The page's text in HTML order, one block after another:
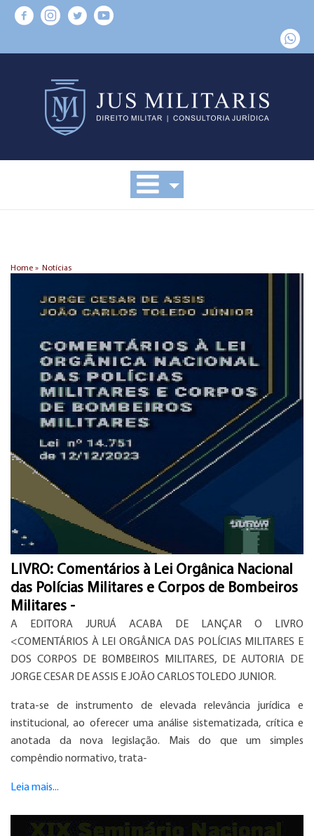
Home » Notícias
LIVRO: Comentários à Lei Orgânica Nacional
das Polícias Militares e Corpos de Bombeiros
Militares -
A EDITORA JURUÁ ACABA DE LANÇAR O LIVRO
<COMENTÁRIOS À LEI ORGÂNICA DAS POLÍCIAS MILITARES E
DOS CORPOS DE BOMBEIROS MILITARES, DE AUTORIA DE
JORGE CESAR DE ASSIS E JOÃO CARLOS TOLEDO JUNIOR.
trata-se de instrumento de elevada relevância jurídica e
institucional, ao oferecer uma análise sistematizada, crítica e
anotada da nova legislação. Mais do que um simples
compêndio normativo, trata-
Leia mais...